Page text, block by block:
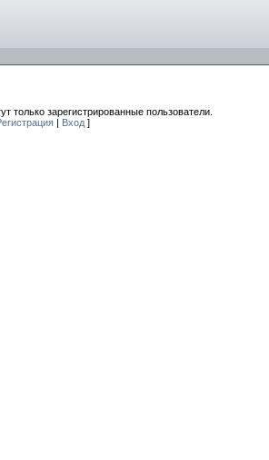
только зарегистрированные пользователи.
Вход ]